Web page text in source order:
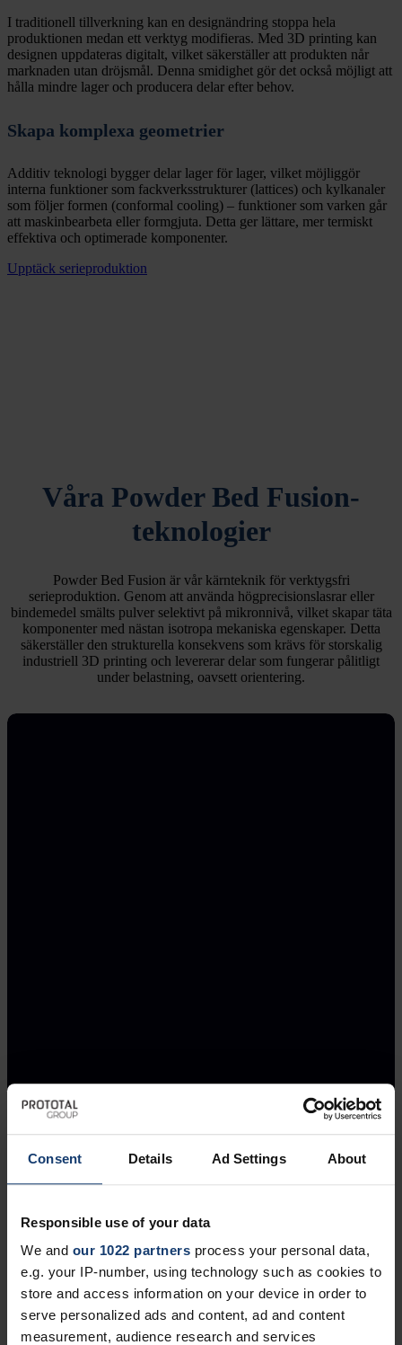
Consent Details Ad Settings About
Responsible use of your data
We and our 1022 partners process your personal data,
e.g. your IP-number, using technology such as cookies to
store and access information on your device in order to
serve personalized ads and content, ad and content
measurement, audience research and services
I traditionell tillverkning kan en designändring stoppa hela
produktionen medan ett verktyg modifieras. Med 3D printing kan
designen uppdateras digitalt, vilket säkerställer att produkten når
marknaden utan dröjsmål. Denna smidighet gör det också möjligt att
hålla mindre lager och producera delar efter behov.
Skapa komplexa geometrier
Additiv teknologi bygger delar lager för lager, vilket möjliggör
interna funktioner som fackverksstrukturer (lattices) och kylkanaler
som följer formen (conformal cooling) – funktioner som varken går
att maskinbearbeta eller formgjuta. Detta ger lättare, mer termiskt
effektiva och optimerade komponenter.
Upptäck serieproduktion
Våra Powder Bed Fusion-
teknologier
Powder Bed Fusion är vår kärnteknik för verktygsfri
serieproduktion. Genom att använda högprecisionslasrar eller
bindemedel smälts pulver selektivt på mikronnivå, vilket skapar täta
komponenter med nästan isotropa mekaniska egenskaper. Detta
säkerställer den strukturella konsekvens som krävs för storskalig
industriell 3D printing och levererar delar som fungerar pålitligt
under belastning, oavsett orientering.